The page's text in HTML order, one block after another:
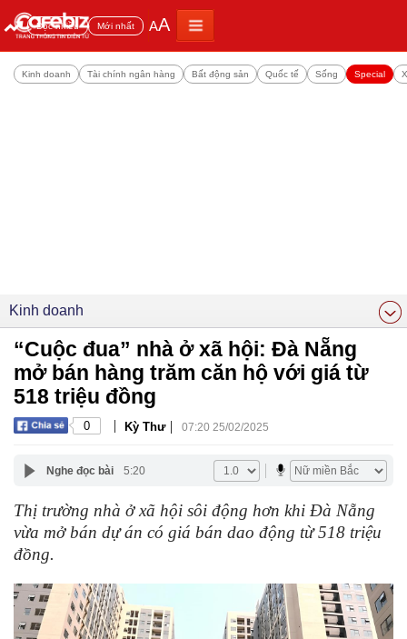
Đọc nhiều Mới nhất AA
Kinh doanh Tài chính ngân hàng Bất động sản Quốc tế Sống Special
Kinh doanh
“Cuộc đua” nhà ở xã hội: Đà Nẵng
mở bán hàng trăm căn hộ với giá từ
518 triệu đồng
0 | Kỳ Thư | 07:20 25/02/2025
Nghe đọc bài 5:20
Thị trường nhà ở xã hội sôi động hơn khi Đà Nẵng
vừa mở bán dự án có giá bán dao động từ 518 triệu
đồng.